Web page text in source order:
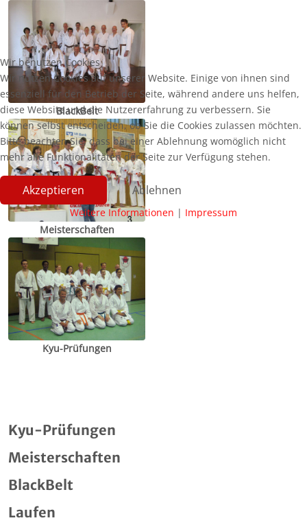
BlackBelt
Meisterschaften
Kyu-Prüfungen
Kyu-Prüfungen
Meisterschaften
BlackBelt
Laufen
Wir benutzen Cookies
Wir nutzen Cookies auf unserer Website. Einige von ihnen sind
essenziell für den Betrieb der Seite, während andere uns helfen,
diese Website und die Nutzererfahrung zu verbessern. Sie
können selbst entscheiden, ob Sie die Cookies zulassen möchten.
Bitte beachten Sie, dass bei einer Ablehnung womöglich nicht
mehr alle Funktionalitäten der Seite zur Verfügung stehen.
Akzeptieren Ablehnen
Weitere Informationen | Impressum